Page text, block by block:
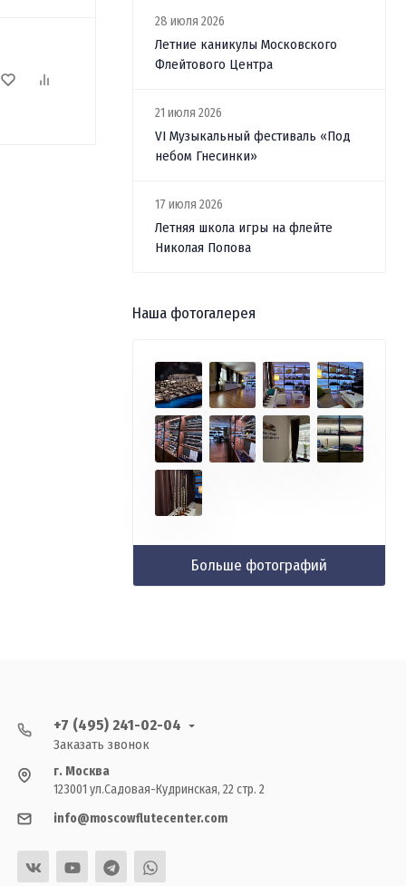
28 июля 2026
Летние каникулы Московского
Флейтового Центра
21 июля 2026
VI Музыкальный фестиваль «Под
небом Гнесинки»
17 июля 2026
Летняя школа игры на флейте
Николая Попова
Наша фотогалерея
Больше фотографий
+7 (495) 241-02-04
Заказать звонок
г. Москва
123001 ул.Садовая-Кудринская, 22 стр. 2
info@moscowflutecenter.com